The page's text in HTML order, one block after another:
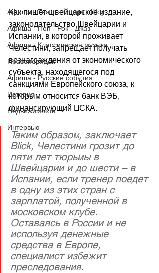
Афиша - Театр - Опера - Шоу
Афиша - Поп - Рок - Джаз
Афиша - Классическая музыка
Правопорядок
Афиша - Русские события
История
Недвижимость
Интервью
Как пишет швейцарское издание,
законодательство Швейцарии и
Испании, в которой проживает
Челестини, запрещает получать
вознаграждения от экономического
субъекта, находящегося под
санкциями Европейского союза, к
которым относится банк ВЭБ,
финансирующий ЦСКА.
Таким образом, заключает
Blick, Челестини грозит до
пяти лет тюрьмы в
Швейцарии и до шести – в
Испании, если тренер поедет
в одну из этих стран с
зарплатой, полученной в
московском клубе.
Оставаясь в России и не
используя денежные
средства в Европе,
специалист избежит
преследования.